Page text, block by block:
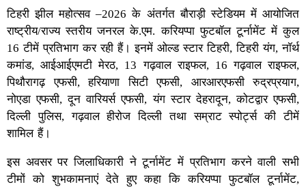
टिहरी झील महोत्सव –2026 के अंतर्गत बौराड़ी स्टेडियम में आयोजित
राष्ट्रीय/राज्य स्तरीय जनरल के.एम. करियप्पा फुटबॉल टूर्नामेंट में कुल
16 टीमें प्रतिभाग कर रही हैं। इनमें ओल्ड स्टार टिहरी, टिहरी यंग, नॉर्थ
कमांड, आईआईएमटी मेरठ, 13 गढ़वाल राइफल, 16 गढ़वाल राइफल,
पिथौरागढ़ एफसी, हरियाणा सिटी एफसी, आरआरएफसी रुद्रप्रयाग,
नोएडा एफसी, दून वारियर्स एफसी, यंग स्टार देहरादून, कोटद्वार एफसी,
दिल्ली पुलिस, गढ़वाल हीरोज दिल्ली तथा सम्राट स्पोर्ट्स की टीमें
शामिल हैं।
इस अवसर पर जिलाधिकारी ने टूर्नामेंट में प्रतिभाग करने वाली सभी
टीमों को शुभकामनाएं देते हुए कहा कि करियप्पा फुटबॉल टूर्नामेंट,